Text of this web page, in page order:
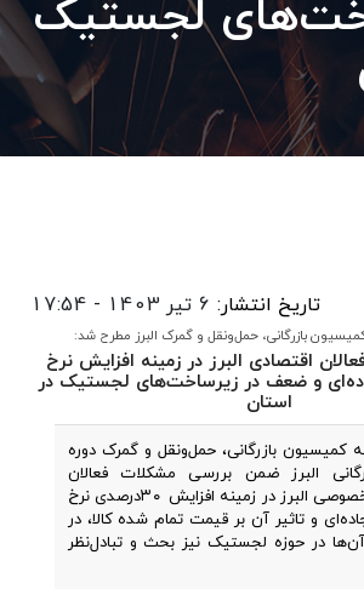
تاریخ انتشار: 6 تیر 1403 - 17:54
بازرگانی، حمل‌ونقل و گمرک البرز مطرح شد:
اقتصادی البرز در زمینه افزایش نرخ
و ضعف در زیرساخت‌های لجستیک در
استان
بازرگانی، حمل‌ونقل و گمرک دوره
البرز ضمن بررسی مشکلات فعالان
اقتصادی بخش خصوصی البرز در زمینه افزایش ۳۰درصدی نرخ
و تاثیر آن بر قیمت تمام شده کالا، در
در حوزه لجستیک نیز بحث و تبادل‌نظر